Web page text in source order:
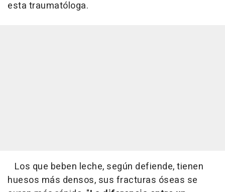
esta traumatóloga.
Los que beben leche, según defiende, tienen
huesos más densos, sus fracturas óseas se